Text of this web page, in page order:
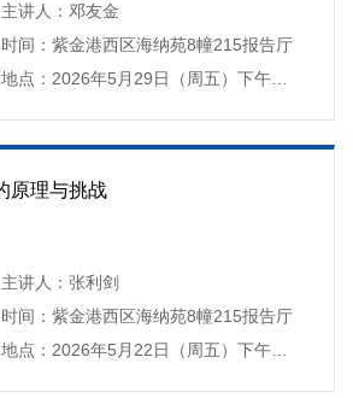
主讲人：邓友金
时间：紫金港西区海纳苑8幢215报告厅
地点：2026年5月29日（周五）下午
原理与挑战
主讲人：张利剑
时间：紫金港西区海纳苑8幢215报告厅
地点：2026年5月22日（周五）下午